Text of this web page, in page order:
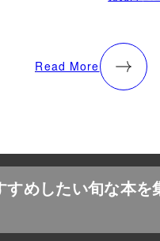
Read More
すめしたい旬な本を